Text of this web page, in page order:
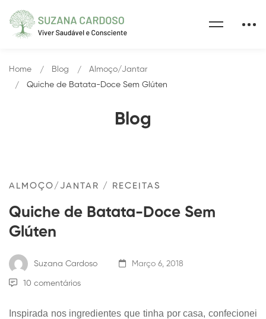
Blog
Home Blog
Almoço/Jantar
Quiche de Batata-Doce Sem Glúten
ALMOÇO/JANTAR / RECEITAS
Quiche de Batata-Doce Sem
Glúten
Suzana Cardoso Março 6, 2018
10 comentários
Inspirada nos ingredientes que tinha por casa, confecionei